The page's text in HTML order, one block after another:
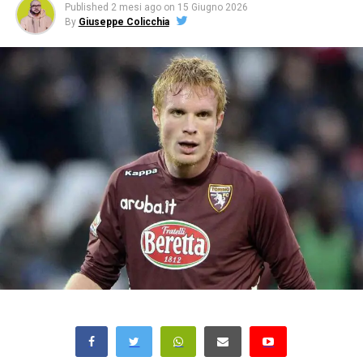
Published 2 mesi ago on 15 Giugno 2026
By Giuseppe Colicchia